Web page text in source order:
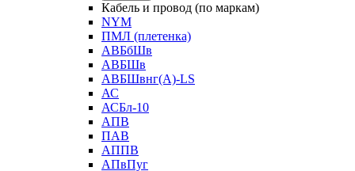
Кабель и провод (по маркам)
NYM
ПМЛ (плетенка)
АВБбШв
АВБШв
АВБШвнг(А)-LS
АС
АСБл-10
АПВ
ПАВ
АППВ
АПвПуг